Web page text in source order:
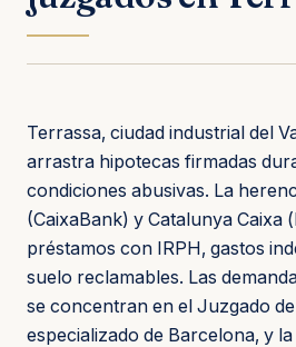
Terrassa, ciudad industrial del
arrastra hipotecas firmadas
condiciones abusivas. La
(CaixaBank) y Catalunya Caixa
préstamos con IRPH, gastos
suelo reclamables. Las
se concentran en el Juzgado
especializado de Barcelona, y